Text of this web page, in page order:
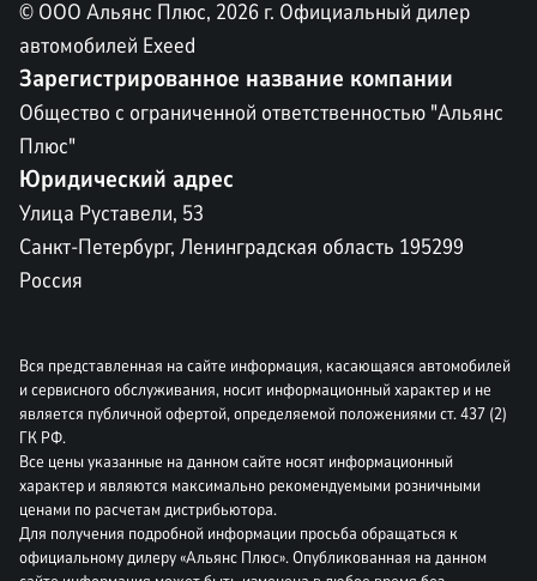
© ООО Альянс Плюс, 2026 г. Официальный дилер
автомобилей Exeed
Зарегистрированное название компании
Общество с ограниченной ответственностью "Альянс
Плюс"
Юридический адрес
Улица Руставели, 53
Санкт-Петербург, Ленинградская область 195299
Россия
Вся представленная на сайте информация, касающаяся автомобилей
и сервисного обслуживания, носит информационный характер и не
является публичной офертой, определяемой положениями ст. 437 (2)
ГК РФ.
Все цены указанные на данном сайте носят информационный
характер и являются максимально рекомендуемыми розничными
ценами по расчетам дистрибьютора.
Для получения подробной информации просьба обращаться к
официальному дилеру «Альянс Плюс». Опубликованная на данном